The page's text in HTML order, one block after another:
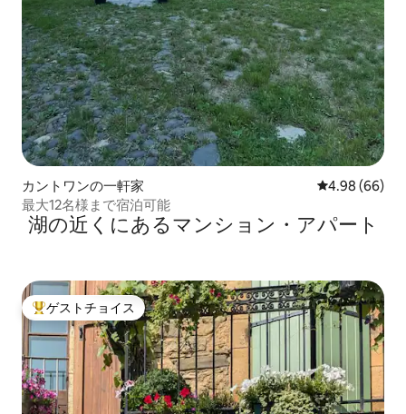
カントワンの一軒家 レビュー66件
4.98 (66)
最大12名様まで宿泊可能
湖の近くにあるマンション・アパート
大好評のゲストチョイスです。
ゲストチョイス